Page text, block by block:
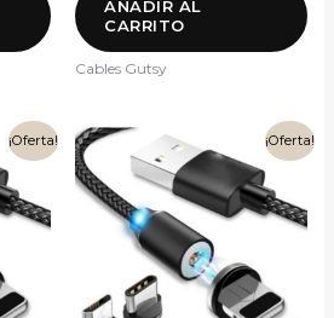
AÑADIR AL
CARRITO
Cables Gutsy
¡Oferta! ¡Oferta!
El
precio
original
era:
$80.00.
precio
actual
es:
$45.00.